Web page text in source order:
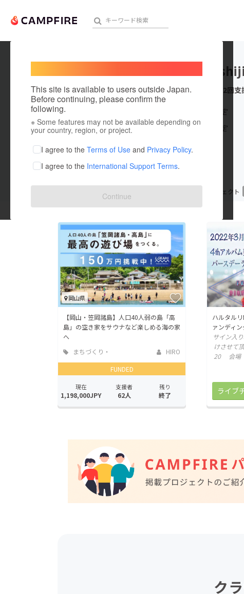
人気のプロジェクト 注目のリタ
アート・写真
テクノロジー・ガジェット
映像・映画
ビジネス・起業
まちづくり・地域活性化
This site is available to users outside Japan.
Before continuing, please confirm the
following.
※ Some features may not be available depending on
your country, region, or project.
I agree to the Terms of Use and Privacy Policy.
I agree to the International Support Terms.
Continue
これまでに2回
在住国：未設定
出身国：未設定
プロジェクト
岡山県
【岡山・笠岡諸島】人口40人弱の島「高
島」の空き家をサウナなど楽しめる海の家
へ
まちづくり・
HIRO
FUNDED
現在
1,198,000JPY
支援者
62人
残り
終了
ハルタル
ァンディ
サイン入
けさせて
20 会場
ク